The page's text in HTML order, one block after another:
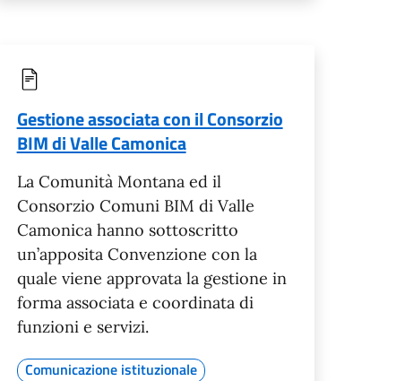
Gestione associata con il Consorzio
BIM di Valle Camonica
La Comunità Montana ed il
Consorzio Comuni BIM di Valle
Camonica hanno sottoscritto
un’apposita Convenzione con la
quale viene approvata la gestione in
forma associata e coordinata di
funzioni e servizi.
Comunicazione istituzionale